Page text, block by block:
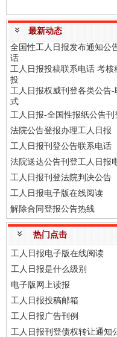
最新动态
全国性工人日报发布通知公
话
工人日报投稿联系电话 考核
投
工人日报权威刊登各类公告-
式
工人日报-全国性报纸公告刊
法院公告登报办理工人日报
工人日报刊登公告联系电话
法院送达公告刊登工人日报
工人日报刊登法院判决公告
工人日报电子版在线阅读
解除合同登报公告热线
热门点击
工人日报电子版在线阅读
工人日报是什么级别
电子版网上读报
工人日报投稿邮箱
工人日报广告刊例
工人日报刊登债权转让通知